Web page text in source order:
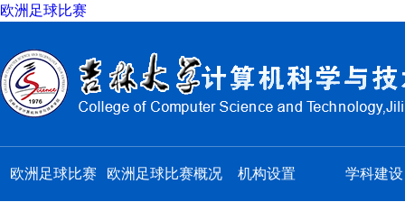
欧洲足球比赛
欧洲足球比赛 欧洲足球比赛概况 机构设置 学科建设